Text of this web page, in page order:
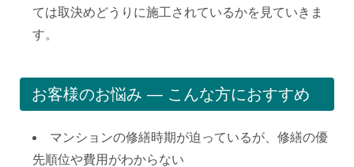
ては取決めどうりに施工されているかを見ていきま
す。
お客様のお悩み ― こんな方におすすめ
マンションの修繕時期が迫っているが、修繕の優
先順位や費用がわからない